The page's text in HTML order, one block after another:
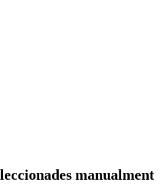
manualment